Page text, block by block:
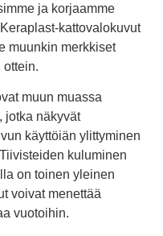
ja korjaamme
kattovalokuvut
muunkin merkkiset
ottein.
muun muassa
jotka näkyvät
käyttöiän ylittyminen
kuluminen
on toinen yleinen
voivat menettää
vuotoihin.